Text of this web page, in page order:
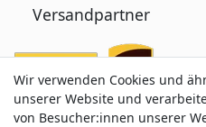
Versandpartner
Wir verwenden Cookies und
unserer Website und
von Besucher:innen unserer
Wir verwenden Cookies und
unserer Website und
von Besucher:innen unserer